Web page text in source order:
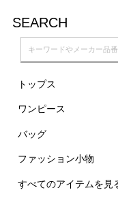
SEARCH
トップス
ワンピース
バッグ
ファッション小物
すべてのアイテムを見